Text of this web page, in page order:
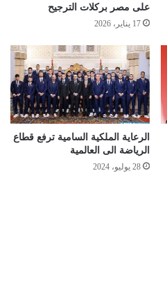
على مصر بركلات الترجيح
17 يناير، 2026
الرعاية الملكية السامية ترفع قطاع
الرياضة الى العالمية
28 يوليو، 2024